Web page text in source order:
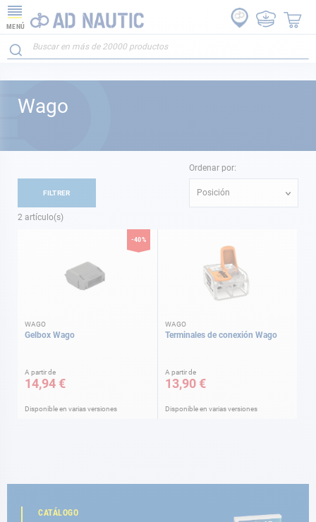
MENÚ
Wago
2 artículo(s)
Ordenar por:
Posición
-40%
WAGO
Gelbox Wago
A partir de
14,94 €
Disponible en varias versiones
WAGO
Terminales de conexión Wago
A partir de
13,90 €
Disponible en varias versiones
FILTRER
CATÁLOGO